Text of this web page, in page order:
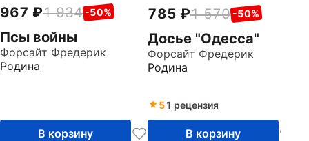
967 1 934 -50%
Псы войны
Форсайт Фредерик
Родина
В корзину
785 1 570 -50%
Досье "Одесса"
Форсайт Фредерик
Родина
51 рецензия
В корзину